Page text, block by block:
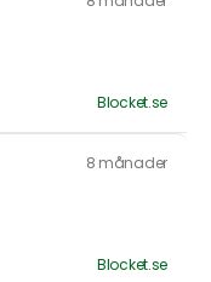
Blocket.se
8 månader
Blocket.se